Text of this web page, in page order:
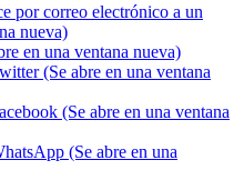
por correo electrónico a un
nueva)
en una ventana nueva)
(Se abre en una ventana
(Se abre en una ventana
(Se abre en una